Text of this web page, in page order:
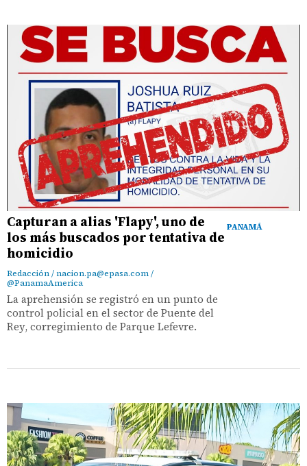
PANAMÁ
Capturan a alias 'Flapy', uno de
los más buscados por tentativa de
homicidio
Redacción / nacion.pa@epasa.com /
@PanamaAmerica
La aprehensión se registró en un punto de
control policial en el sector de Puente del
Rey, corregimiento de Parque Lefevre.